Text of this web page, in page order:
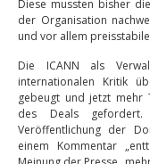
Diese mussten bisher
der Organisation
und vor allem
Die ICANN als
internationalen Kritik
gebeugt und jetzt mehr
des Deals
Veröffentlichung der
einem Kommentar